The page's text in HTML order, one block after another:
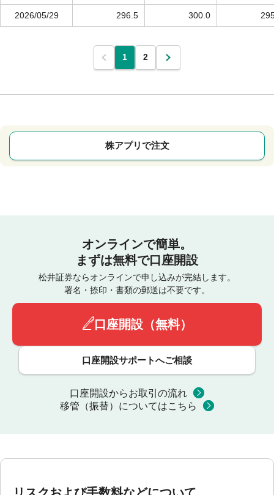
2026/05/29 296.5 300.0
1 2
株アプリで注文
オンラインで簡単。
まずは無料で口座開設
松井証券ならオンラインで申し込みが完結します。
署名・捺印・書類の郵送は不要です。
口座開設（無料）
口座開設サポートへご相談
口座開設からお取引の流れ
移管（振替）についてはこちら